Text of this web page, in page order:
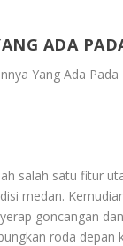
ADA
Yang Ada
salah satu fitur
medan.
goncangan
roda